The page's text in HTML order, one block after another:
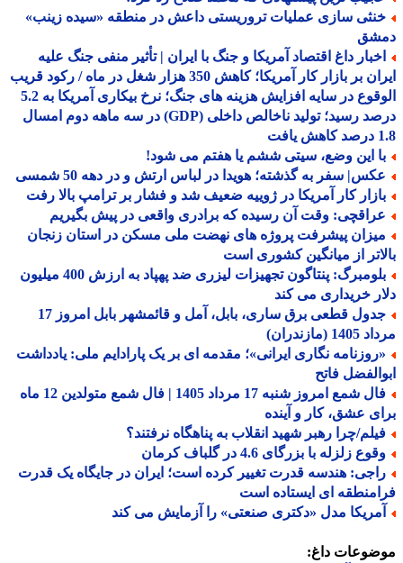
سازی عملیات تروریستی داعش در منطقه «سیده زینب»
داغ اقتصاد آمریکا و جنگ با ایران | تأثیر منفی جنگ علیه
ایران بر بازار کار آمریکا؛ کاهش 350 هزار شغل در ماه / رکود قریب
الوقوع در سایه افزایش هزینه های جنگ؛ نرخ بیکاری آمریکا به 5.2
درصد رسید؛ تولید ناخالص داخلی (GDP) در سه ماهه دوم امسال
این وضع، سیتی ششم یا هفتم می شود!
سفر به گذشته؛ هویدا در لباس ارتش و در دهه 50 شمسی
کار آمریکا در ژوییه ضعیف شد و فشار بر ترامپ بالا رفت
وقت آن رسیده که برادری واقعی در پیش بگیریم
پیشرفت پروژه های نهضت ملی مسکن در استان زنجان
از میانگین کشوری است
بلومبرگ: پنتاگون تجهیزات لیزری ضد پهپاد به ارزش 400 میلیون
خریداری می کند
جدول قطعی برق ساری، بابل، آمل و قائمشهر بابل امروز 17
(مازندران)
نگاری ایرانی»؛ مقدمه ای بر یک پارادایم ملی: یادداشت
فاتح
فال شمع امروز شنبه 17 مرداد 1405 | فال شمع متولدین 12 ماه
عشق، کار و آینده
چرا رهبر شهید انقلاب به پناهگاه نرفتند؟
زلزله با بزرگای 4.6 در گلباف کرمان
هندسه قدرت تغییر کرده است؛ ایران در جایگاه یک قدرت
ای ایستاده است
مدل «دکتری صنعتی» را آزمایش می کند
داغ: